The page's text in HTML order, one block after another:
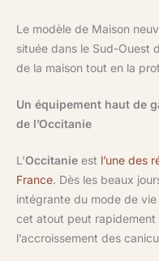
Le modèle de Maison
située dans le Sud-Ouest
de la maison tout en la
Un équipement haut de
de l’Occitanie
L’Occitanie est l’une des
France. Dès les beaux
intégrante du mode de
cet atout peut
l’accroissement des